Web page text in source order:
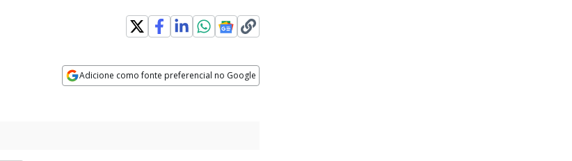
Adicione como fonte preferencial no Google